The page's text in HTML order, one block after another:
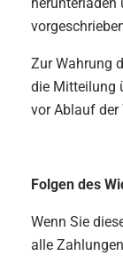
Zur Wahrung
die Mitteilung
vor Ablauf der
Folgen des
Wenn Sie
alle